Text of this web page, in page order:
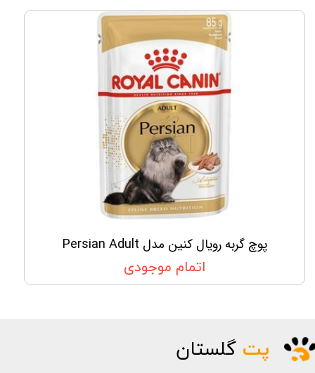
پوچ گربه رویال کنین مدل Persian Adult
اتمام موجودی
پت گلستان